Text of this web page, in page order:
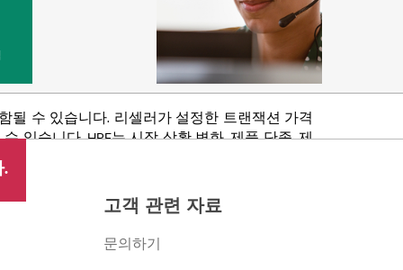
될 수 있습니다. 리셀러가 설정한 트랜잭션 가격
있습니다. HPE는 시장 상황 변화, 제품 단종, 제
를 보유합니다.
고객 관련 자료
문의하기